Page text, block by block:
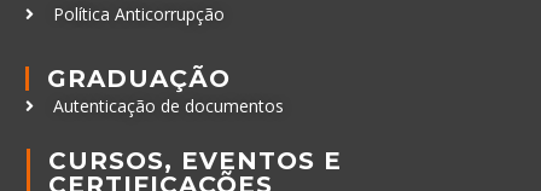
Política Anticorrupção
GRADUAÇÃO
Autenticação de documentos
CURSOS, EVENTOS E
CERTIFICAÇÕES